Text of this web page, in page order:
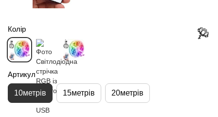
Колір
Артикул
10метрів 15метрів 20метрів